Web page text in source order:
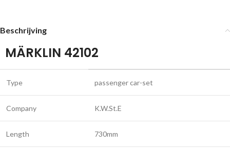
Beschrijving
MÄRKLIN 42102
Type passenger car-set
Company K.W.St.E
Length 730mm